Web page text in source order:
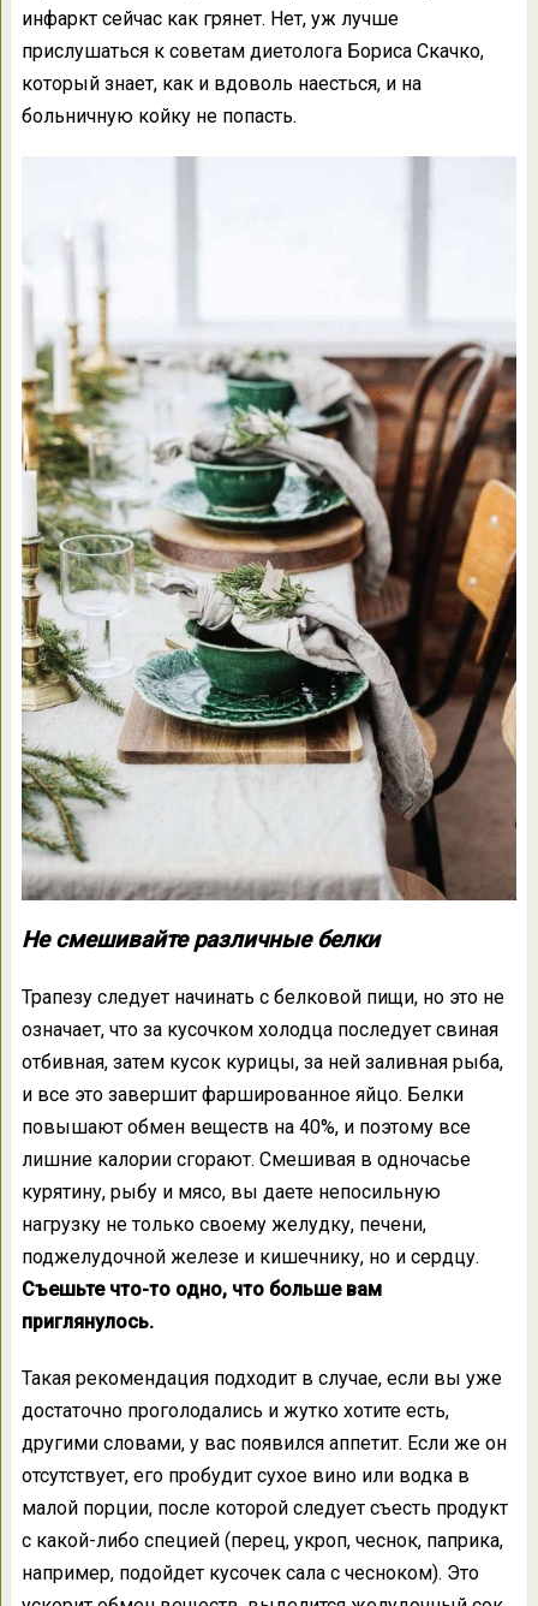
инфаркт сейчас как грянет. Нет, уж лучше
прислушаться к советам диетолога Бориса Скачко,
который знает, как и вдоволь наесться, и на
больничную койку не попасть.
Не смешивайте различные белки
Трапезу следует начинать с белковой пищи, но это не
означает, что за кусочком холодца последует свиная
отбивная, затем кусок курицы, за ней заливная рыба,
и все это завершит фаршированное яйцо. Белки
повышают обмен веществ на 40%, и поэтому все
лишние калории сгорают. Смешивая в одночасье
курятину, рыбу и мясо, вы даете непосильную
нагрузку не только своему желудку, печени,
поджелудочной железе и кишечнику, но и сердцу.
Съешьте что-то одно, что больше вам
приглянулось.
Такая рекомендация подходит в случае, если вы уже
достаточно проголодались и жутко хотите есть,
другими словами, у вас появился аппетит. Если же он
отсутствует, его пробудит сухое вино или водка в
малой порции, после которой следует съесть продукт
с какой-либо специей (перец, укроп, чеснок, паприка,
например, подойдет кусочек сала с чесноком). Это